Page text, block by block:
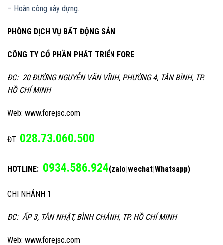
– Hoàn công xây dựng.
PHÒNG DỊCH VỤ BẤT ĐỘNG SẢN
CÔNG TY CỔ PHẦN PHÁT TRIỂN FORE
ĐC: 20 ĐƯỜNG NGUYỄN VĂN VĨNH, PHƯỜNG 4, TÂN BÌNH, TP.
HỒ CHÍ MINH
Web: www.forejsc.com
ĐT: 028.73.060.500
HOTLINE: 0934.586.924(zalo|wechat|Whatsapp)
CHI NHÁNH 1
ĐC: ẤP 3, TÂN NHẬT, BÌNH CHÁNH, TP. HỒ CHÍ MINH
Web: www.forejsc.com